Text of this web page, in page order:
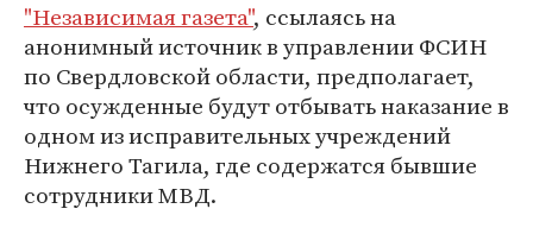
"Независимая газета", ссылаясь на
анонимный источник в управлении ФСИН
по Свердловской области, предполагает,
что осужденные будут отбывать наказание в
одном из исправительных учреждений
Нижнего Тагила, где содержатся бывшие
сотрудники МВД.